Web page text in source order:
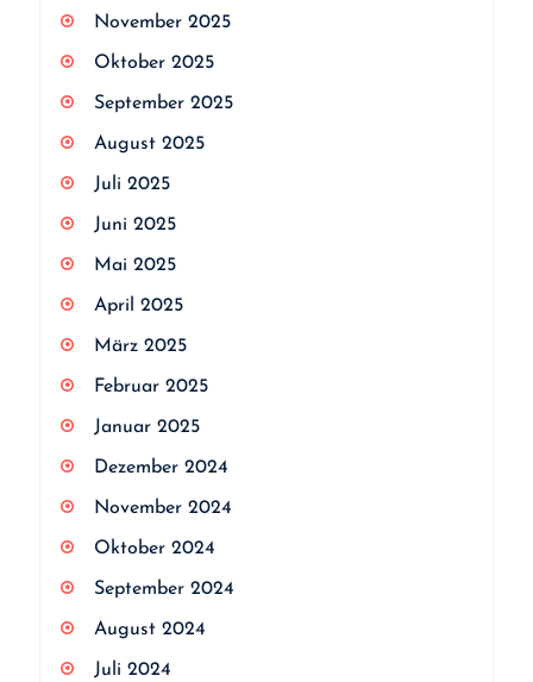
November 2025
Oktober 2025
September 2025
August 2025
Juli 2025
Juni 2025
Mai 2025
April 2025
März 2025
Februar 2025
Januar 2025
Dezember 2024
November 2024
Oktober 2024
September 2024
August 2024
Juli 2024